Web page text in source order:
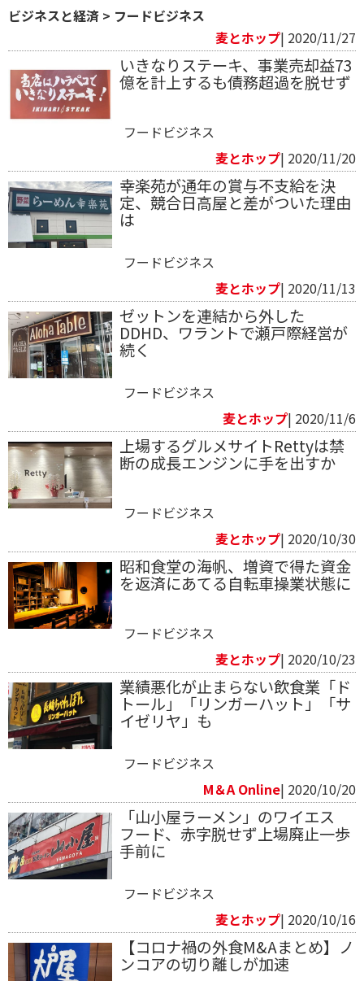
ビジネスと経済 > フードビジネス
麦とホップ| 2020/11/27
いきなりステーキ、事業売却益73
億を計上するも債務超過を脱せず
フードビジネス
麦とホップ| 2020/11/20
幸楽苑が通年の賞与不支給を決
定、競合日高屋と差がついた理由
は
フードビジネス
麦とホップ| 2020/11/13
ゼットンを連結から外した
DDHD、ワラントで瀬戸際経営が
続く
フードビジネス
麦とホップ| 2020/11/6
上場するグルメサイトRettyは禁
断の成長エンジンに手を出すか
フードビジネス
麦とホップ| 2020/10/30
昭和食堂の海帆、増資で得た資金
を返済にあてる自転車操業状態に
フードビジネス
麦とホップ| 2020/10/23
業績悪化が止まらない飲食業「ド
トール」「リンガーハット」「サ
イゼリヤ」も
フードビジネス
M＆A Online| 2020/10/20
「山小屋ラーメン」のワイエス
フード、赤字脱せず上場廃止一歩
手前に
フードビジネス
麦とホップ| 2020/10/16
【コロナ禍の外食M&Aまとめ】ノ
ンコアの切り離しが加速